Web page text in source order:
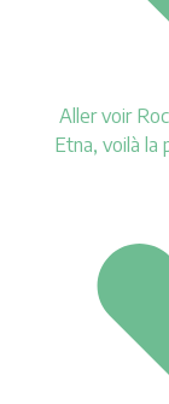
Aller voir
Etna, voilà la